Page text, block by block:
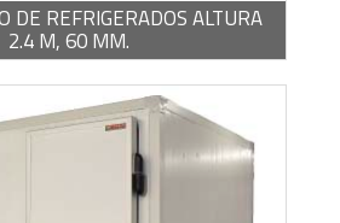
DE REFRIGERADOS ALTURA
2.4 M, 60 MM.